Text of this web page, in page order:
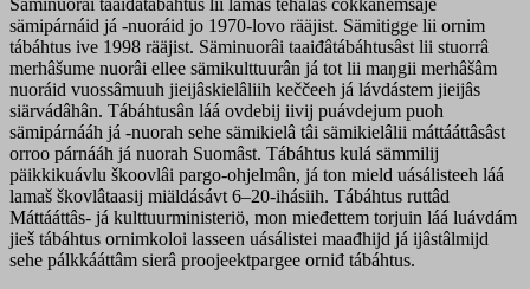
Säminuorâi taaiđâtábáhtus lii lamaš tehálâš čokkânemsaje
sämipárnáid já -nuoráid jo 1970-lovo rääjist. Sämitigge lii ornim
tábáhtus ive 1998 rääjist. Säminuorâi taaiđâtábáhtusâst lii stuorrâ
merhâšume nuorâi ellee sämikulttuurân já tot lii maŋgii merhâšâm
nuoráid vuossâmuuh jieijâskielâliih keččeeh já lávdástem jieijâs
siärvádâhân. Tábáhtusân láá ovdebij iivij puávdejum puoh
sämipárnááh já -nuorah sehe sämikielâ tâi sämikielâlii máttááttâsâst
orroo párnááh já nuorah Suomâst. Tábáhtus kulá sämmilij
päikkikuávlu škoovlâi pargo-ohjelmân, já ton mield uásálisteeh láá
lamaš škovlâtaasij miäldásávt 6–20-ihásiih. Tábáhtus ruttâd
Máttááttâs- já kulttuurministeriö, mon mieđettem torjuin láá luávdám
jieš tábáhtus ornimkoloi lasseen uásálistei maađhijd já ijâstâlmijd
sehe pálkkááttâm sierâ proojeektpargee orniđ tábáhtus.